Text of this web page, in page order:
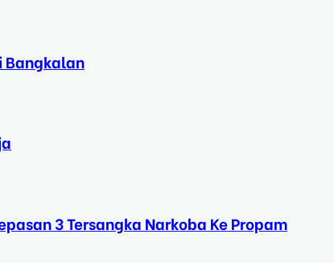
Bangkalan
3 Tersangka Narkoba Ke Propam